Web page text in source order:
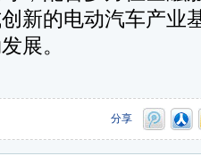
新的电动汽车产业
展。
分享